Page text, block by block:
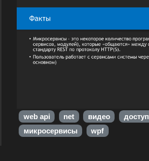
web api net видео
доступ
микросервисы
wpf